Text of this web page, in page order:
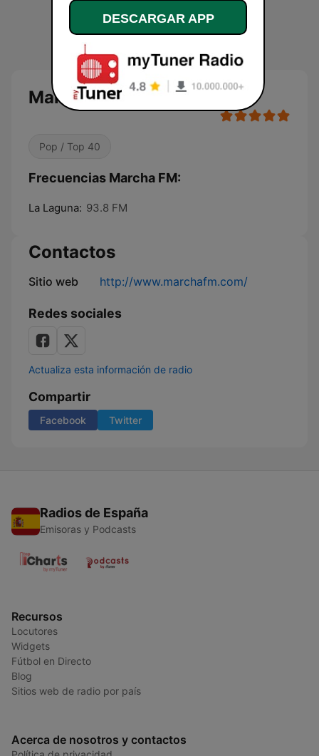
Marcha FM en directo
Pop / Top 40
Frecuencias Marcha FM:
La Laguna: 93.8 FM
Contactos
Sitio web http://www.marchafm.com/
Redes sociales
Actualiza esta información de radio
Compartir
Facebook Twitter
Radios de España
Emisoras y Podcasts
Recursos
Locutores
Widgets
Fútbol en Directo
Blog
Sitios web de radio por país
Acerca de nosotros y contactos
DESCARGAR APP